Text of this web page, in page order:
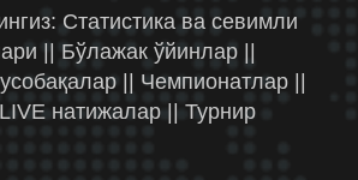
Статистика ва севимли
|| Бўлажак ўйинлар ||
|| Чемпионатлар ||
натижалар || Турнир